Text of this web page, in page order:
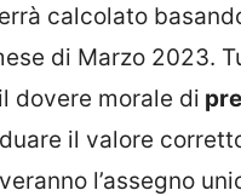
calcolato
di Marzo 2023.
dovere morale di
il valore
l’assegno